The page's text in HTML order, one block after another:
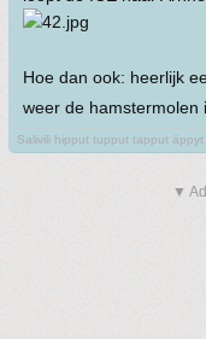
Hoe dan ook: heerlijk
weer de hamstermolen
Salivili hipput tupput tapput äppyt
▼